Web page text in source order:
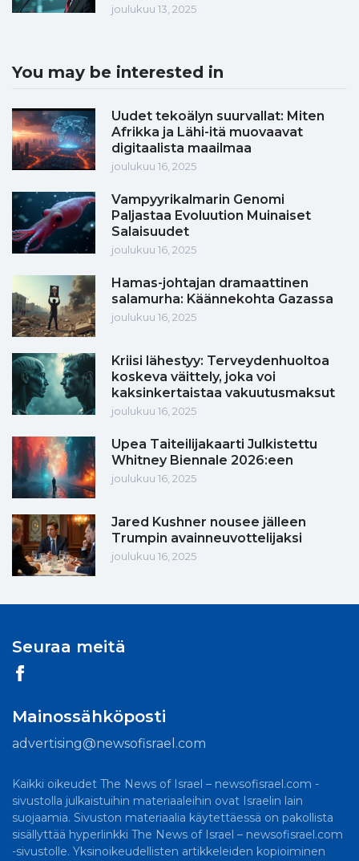
joulukuu 13, 2025
You may be interested in
Uudet tekoälyn suurvallat: Miten
Afrikka ja Lähi-itä muovaavat
digitaalista maailmaa
joulukuu 16, 2025
Vampyyrikalmarin Genomi
Paljastaa Evoluution Muinaiset
Salaisuudet
joulukuu 16, 2025
Hamas-johtajan dramaattinen
salamurha: Käännekohta Gazassa
joulukuu 16, 2025
Kriisi lähestyy: Terveydenhuoltoa
koskeva väittely, joka voi
kaksinkertaistaa vakuutusmaksut
joulukuu 16, 2025
Upea Taiteilijakaarti Julkistettu
Whitney Biennale 2026:een
joulukuu 16, 2025
Jared Kushner nousee jälleen
Trumpin avainneuvottelijaksi
joulukuu 16, 2025
Seuraa meitä
Mainossähköposti
advertising@newsofisrael.com
Kaikki oikeudet The News of Israel – newsofisrael.com -
sivustolla julkaistuihin materiaaleihin ovat Israelin lain
suojaamia. Sivuston materiaalia käytettäessä on pakollista
sisällyttää hyperlinkki The News of Israel – newsofisrael.com
-sivustolle. Yksinoikeudellisten artikkeleiden kopioiminen